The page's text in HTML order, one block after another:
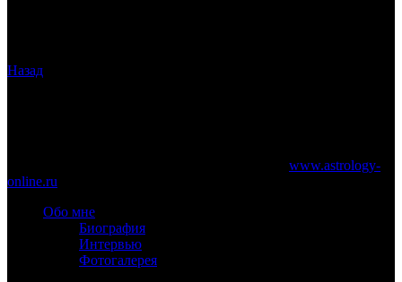
Назад
www.astrology-
online.ru
Обо мне
Биография
Интервью
Фотогалерея